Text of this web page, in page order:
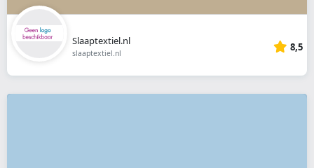
Slaaptextiel.nl
slaaptextiel.nl 8,5